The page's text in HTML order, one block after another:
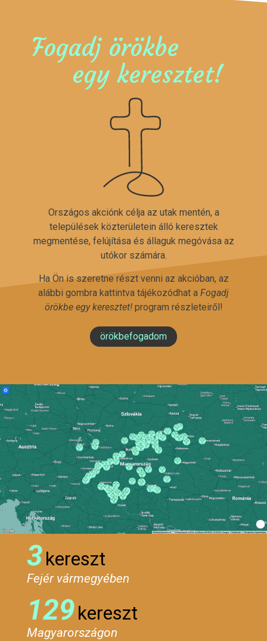
Fogadj örökbe
egy keresztet!
Országos akciónk célja az utak mentén, a
települések közterületein álló keresztek
megmentése, felújítása és állaguk megóvása az
utókor számára.
Ha Ön is szeretne részt venni az akcióban, az
alábbi gombra kattintva tájékozódhat a Fogadj
örökbe egy keresztet!program részleteiről!
örökbefogadom
3kereszt
Fejér vármegyében
129kereszt
Magyarországon